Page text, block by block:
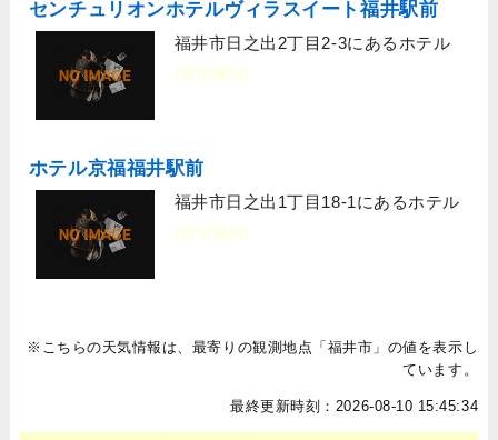
センチュリオンホテルヴィラスイート福井駅前
福井市日之出2丁目2-3にあるホテル
[宿泊施設]
ホテル京福福井駅前
福井市日之出1丁目18-1にあるホテル
[宿泊施設]
※こちらの天気情報は、最寄りの観測地点「福井市」の値を表示し
ています。
最終更新時刻：2026-08-10 15:45:34